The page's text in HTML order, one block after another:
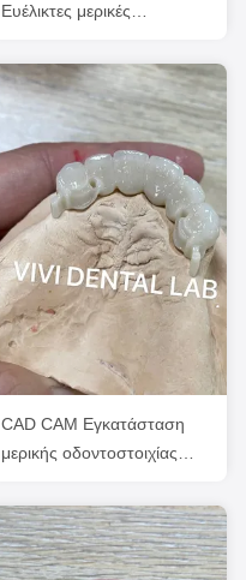
Ευέλικτες μερικές
CAD CAM Εγκατάσταση
μερικής οδοντοστοιχίας
γέφυρες